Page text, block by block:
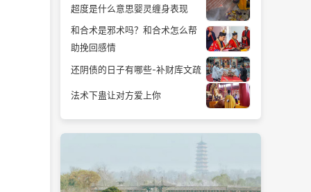
超度是什么意思婴灵缠身表现
和合术是邪术吗？和合术怎么帮
助挽回感情
还阴债的日子有哪些-补财库文疏
法术下蛊让对方爱上你